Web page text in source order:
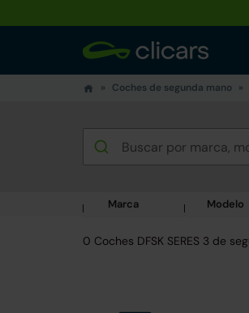
Coches de segunda mano
Marca Modelo
0 Coches DFSK SERES 3 de